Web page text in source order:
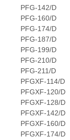
PFG-142/D
PFG-160/D
PFG-174/D
PFG-187/D
PFG-199/D
PFG-210/D
PFG-211/D
PFGXF-114/D
PFGXF-120/D
PFGXF-128/D
PFGXF-142/D
PFGXF-160/D
PFGXF-174/D